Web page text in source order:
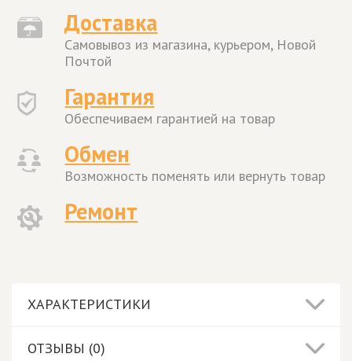
Доставка
Самовывоз из магазина, курьером, Новой
Почтой
Гарантия
Обеспечиваем гарантией на товар
Обмен
Возможность поменять или вернуть товар
Ремонт
ХАРАКТЕРИСТИКИ
ОТЗЫВЫ (0)